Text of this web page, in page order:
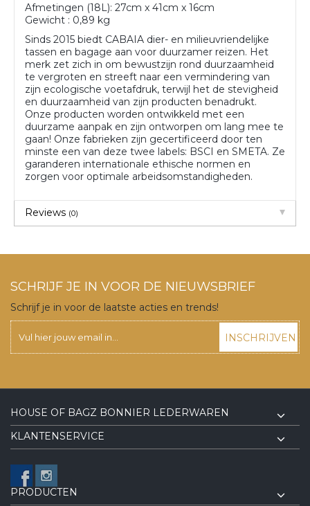
Afmetingen (18L): 27cm x 41cm x 16cm
Gewicht : 0,89 kg
Sinds 2015 biedt CABAIA dier- en milieuvriendelijke
tassen en bagage aan voor duurzamer reizen. Het
merk zet zich in om bewustzijn rond duurzaamheid
te vergroten en streeft naar een vermindering van
zijn ecologische voetafdruk, terwijl het de stevigheid
en duurzaamheid van zijn producten benadrukt.
Onze producten worden ontwikkeld met een
duurzame aanpak en zijn ontworpen om lang mee te
gaan! Onze fabrieken zijn gecertificeerd door ten
minste een van deze twee labels: BSCI en SMETA. Ze
garanderen internationale ethische normen en
zorgen voor optimale arbeidsomstandigheden.
Reviews (0)
SCHRIJF JE IN VOOR DE NIEUWSBRIEF
Schrijf je in voor de laatste acties en trends!
INSCHRIJVEN
HOUSE OF BAGZ BONNIER LEDERWAREN
KLANTENSERVICE
PRODUCTEN